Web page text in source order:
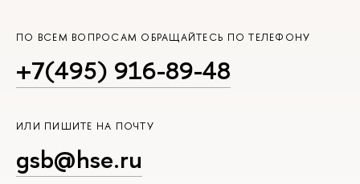
ПО ВСЕМ ВОПРОСАМ ОБРАЩАЙТЕСЬ ПО ТЕЛЕФОНУ
+7(495) 916-89-48
ИЛИ ПИШИТЕ НА ПОЧТУ
gsb@hse.ru